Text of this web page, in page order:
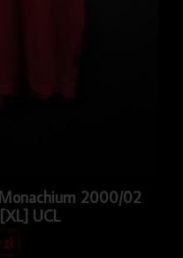
Monachium 2000/02
UCL
zł